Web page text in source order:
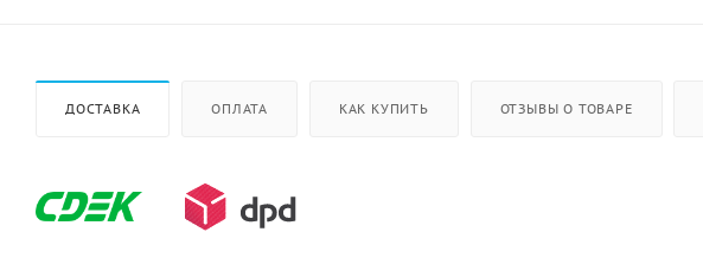
ДОСТАВКА ОПЛАТА КАК КУПИТЬ ОТЗЫВЫ О ТОВАРЕ